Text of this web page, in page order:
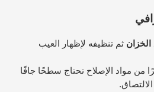
الخزان ثم تنظيفه لإظهار العيب
من مواد الإصلاح تحتاج سطحًا جافًا